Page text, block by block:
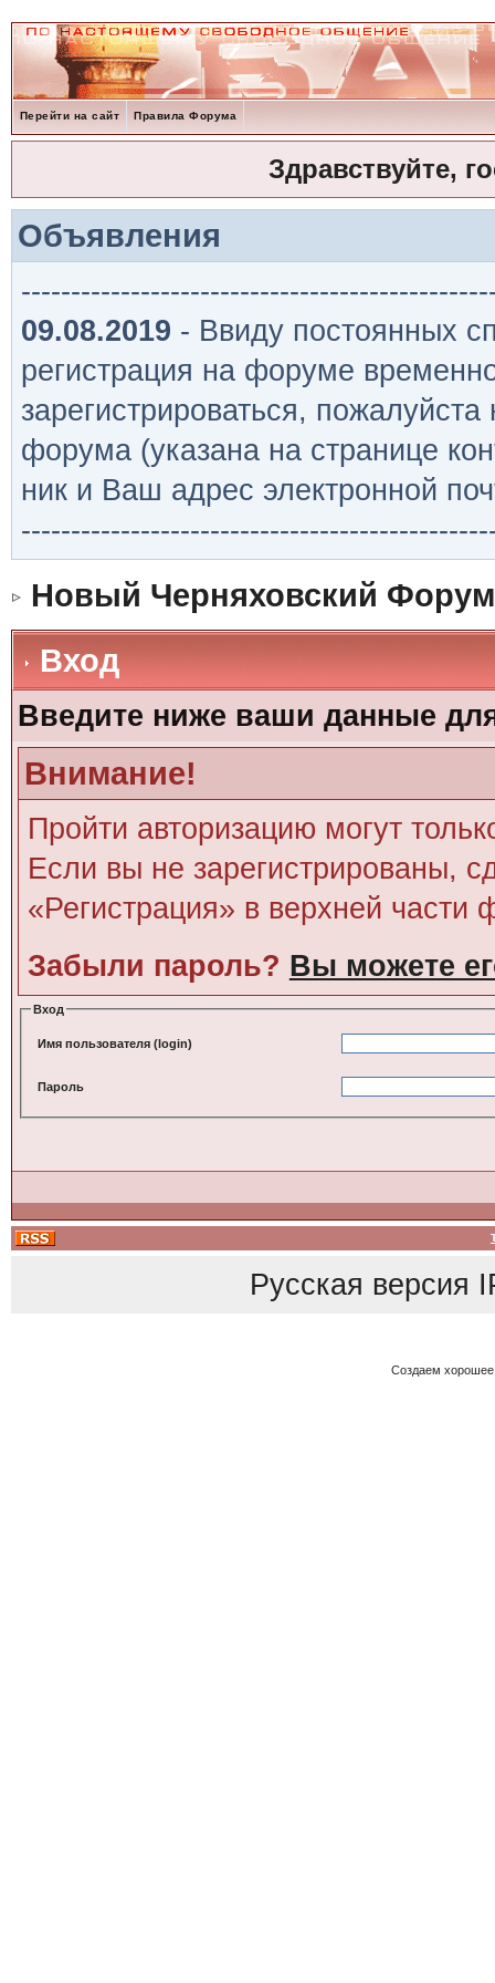
Перейти на сайт Правила Форума
Здравствуйте,
Объявления
09.08.2019 - Ввиду постоянных
регистрация на форуме
зарегистрироваться,
форума (указана на странице
ник и Ваш адрес электронной
Новый Черняховский Форум
Вход
Введите ниже ваши данные
Внимание!
Пройти авторизацию могут
Если вы не зарегистрированы,
«Регистрация» в верхней части
Забыли пароль? Вы можете
Вход
Имя пользователя (login)
Пароль
Русская версия
Создаем